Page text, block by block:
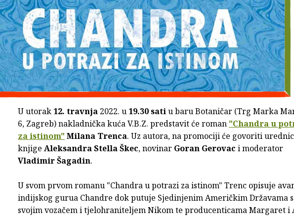
U utorak 12. travnja 2022. u 19.30 satiu baru Botaničar (Trg Marka
6, Zagreb) nakladnička kuća V.B.Z. predstavit će roman "Chandra u
za istinom" Milana Trenca. Uz autora, na promociji će govoriti
knjige Aleksandra Stella Škec, novinar Goran Gerovac i moderator
Vladimir Šagadin.
U svom prvom romanu "Chandra u potrazi za istinom" Trenc opisuje
indijskog gurua Chandre dok putuje Sjedinjenim Američkim Državama
svojim vozačem i tjelohraniteljem Nikom te producenticama Margaret i